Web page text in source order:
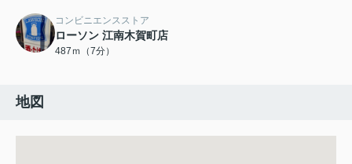
コンビニエンスストア
ローソン 江南木賀町店
487ｍ（7分）
地図